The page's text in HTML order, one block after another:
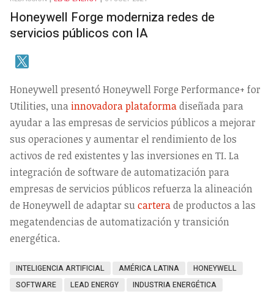
Honeywell Forge moderniza redes de
servicios públicos con IA
Honeywell presentó Honeywell Forge Performance+ for
Utilities, una innovadora plataformadiseñada para
ayudar a las empresas de servicios públicos a mejorar
sus operaciones y aumentar el rendimiento de los
activos de red existentes y las inversiones en TI. La
integración de software de automatización para
empresas de servicios públicos refuerza la alineación
de Honeywell de adaptar sucarterade productos a las
megatendencias de automatización y transición
energética.
INTELIGENCIA ARTIFICIAL AMÉRICA LATINA
HONEYWELL
SOFTWARE
LEAD ENERGY INDUSTRIA ENERGÉTICA